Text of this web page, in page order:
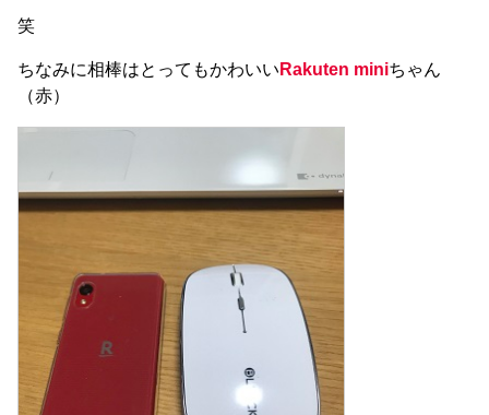
笑
ちなみに相棒はとってもかわいい Rakuten miniちゃん
（赤）